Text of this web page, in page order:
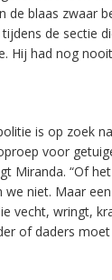
de blaas zwaar
de sectie
Hij had nog
is op zoek
voor
Miranda. “Of
we niet. Maar
vecht, wringt,
of daders